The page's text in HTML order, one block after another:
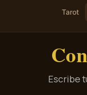
Tarot
Escribe